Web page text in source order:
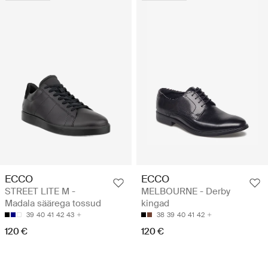
ECCO
STREET LITE M -
Madala säärega tossud
39 40 41 42 43
120 €
ECCO
MELBOURNE - Derby
kingad
38 39 40 41 42
120 €